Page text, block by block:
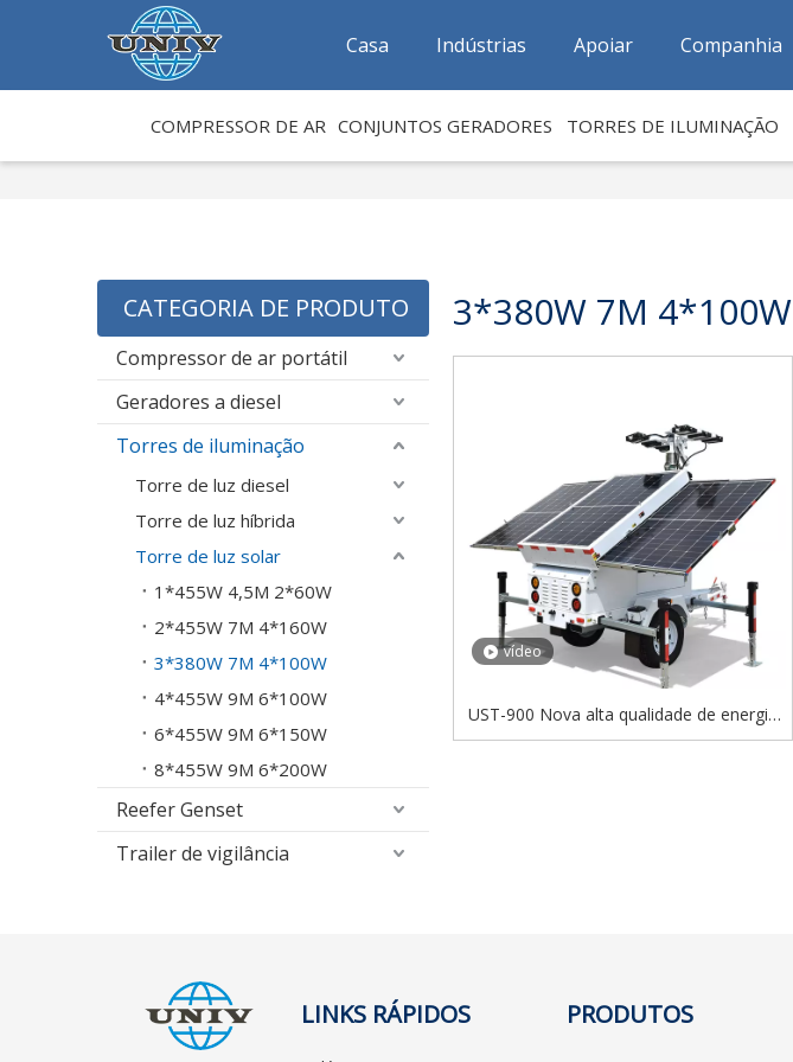
Casa Indústrias Apoiar Companhia
COMPRESSOR DE AR CONJUNTOS GERADORES TORRES DE ILUMINAÇÃO
CATEGORIA DE PRODUTO
Compressor de ar portátil
Geradores a diesel
Torres de iluminação
Torre de luz diesel
Torre de luz híbrida
Torre de luz solar
1*455W 4,5M 2*60W
2*455W 7M 4*160W
3*380W 7M 4*100W
4*455W 9M 6*100W
6*455W 9M 6*150W
8*455W 9M 6*200W
Reefer Genset
Trailer de vigilância
3*380W 7M 4*100W
vídeo
UST-900 Nova alta qualidade de energia
solar gratuita portátil ao ar livre usando
LINKS RÁPIDOS PRODUTOS